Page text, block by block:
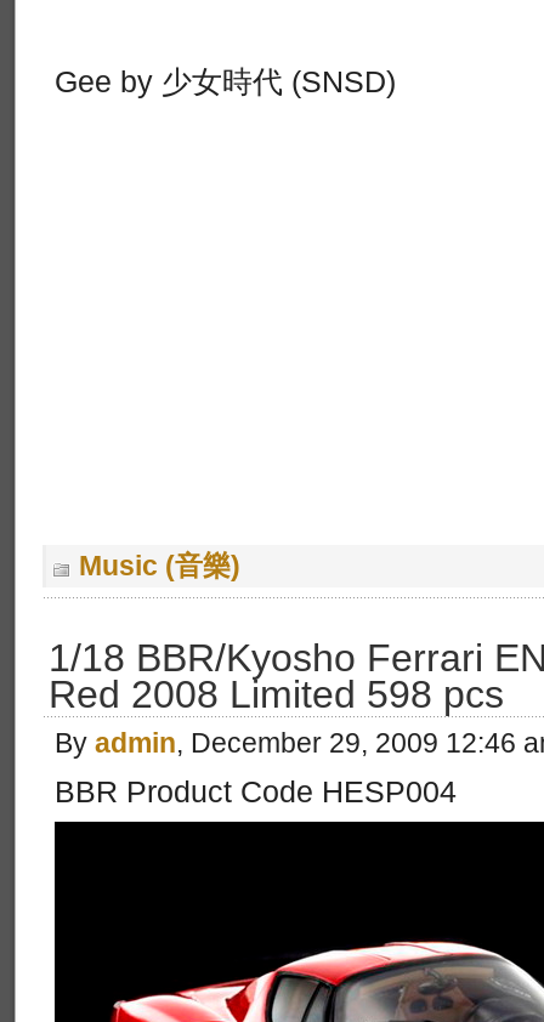
Gee by 少女時代 (SNSD)
Music (音樂)
1/18 BBR/Kyosho Ferrari
Red 2008 Limited 598 pcs
By admin, December 29, 2009 12:46
BBR Product Code HESP004